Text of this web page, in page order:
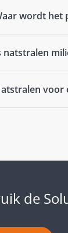
wordt het
natstralen
voor
de